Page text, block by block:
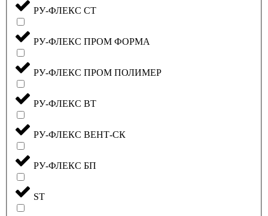
РУ-ФЛЕКС СТ
РУ-ФЛЕКС ПРОМ ФОРМА
РУ-ФЛЕКС ПРОМ ПОЛИМЕР
РУ-ФЛЕКС ВТ
РУ-ФЛЕКС ВЕНТ-СК
РУ-ФЛЕКС БП
ST